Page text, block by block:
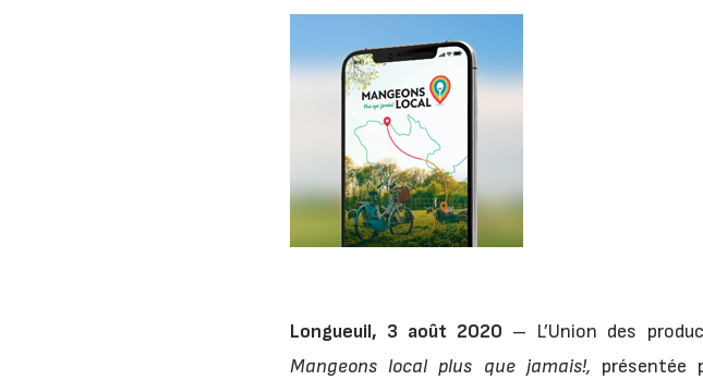
Longueuil, 3 août 2020 – L’Union des
Mangeons local plus que jamais!, présentée